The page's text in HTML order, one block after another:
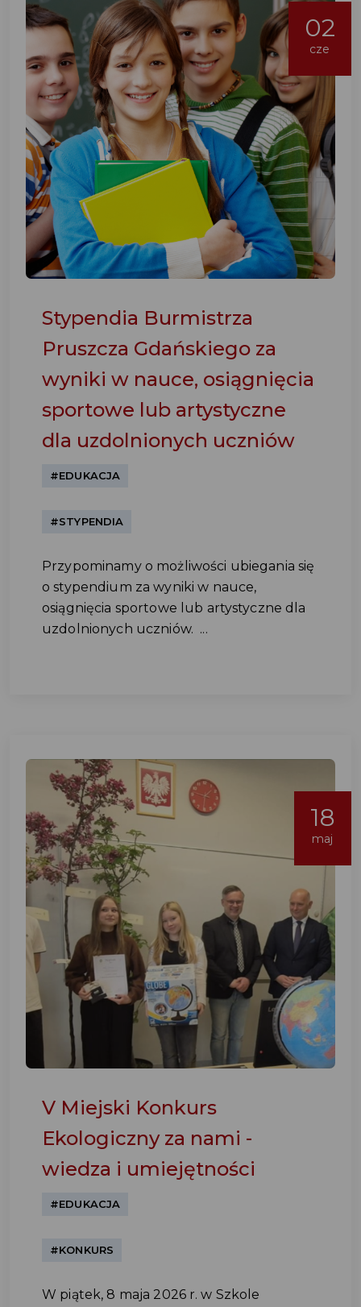
02
cze
Stypendia Burmistrza
Pruszcza Gdańskiego za
wyniki w nauce, osiągnięcia
sportowe lub artystyczne
dla uzdolnionych uczniów
#EDUKACJA
#STYPENDIA
Przypominamy o możliwości ubiegania się
o stypendium za wyniki w nauce,
osiągnięcia sportowe lub artystyczne dla
uzdolnionych uczniów. ...
18
maj
V Miejski Konkurs
Ekologiczny za nami -
wiedza i umiejętności
#EDUKACJA
#KONKURS
W piątek, 8 maja 2026 r. w Szkole